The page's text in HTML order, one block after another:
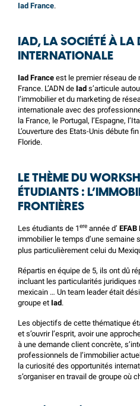
Iad France.
IAD, LA SOCIÉTÉ À LA
INTERNATIONALE
Iad France est le premier réseau
France. L’ADN de Iad s’articule
l’immobilier et du marketing de
internationale avec des
la France, le Portugal, l’Espagne,
L’ouverture des Etats-Unis débute
Floride.
LE THÈME DU
ÉTUDIANTS :
FRONTIÈRES
Les étudiants de 1ere année d’ EFAB
immobilier le temps d’une semaine
plus particulièrement celui du
Répartis en équipe de 5, ils ont dû
incluant les particularités
mexicain … Un team leader était
groupe et Iad.
Les objectifs de cette thématique
et s’ouvrir l’esprit, avoir une
à une demande client concrète,
professionnels de l’immobilier
la curiosité des opportunités
s’organiser en travail de groupe où